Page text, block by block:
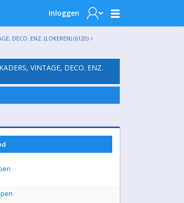
Inloggen
DECO. ENZ. (LOKEREN) (6120) >
VINTAGE, DECO. ENZ.